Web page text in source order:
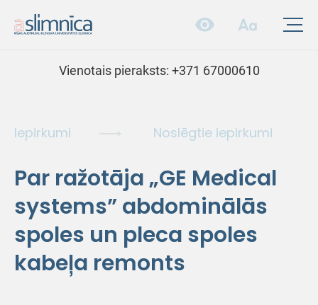
Vienotais pieraksts: +371 67000610
Iepirkumi Noslēgtie iepirkumi
Par ražotāja „GE Medical
systems” abdominālās
spoles un pleca spoles
kabeļa remonts